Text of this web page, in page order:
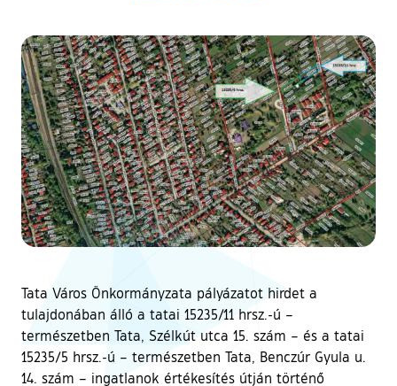
Tata Város Önkormányzata pályázatot hirdet a
tulajdonában álló a tatai 15235/11 hrsz.-ú –
természetben Tata, Szélkút utca 15. szám – és a tatai
15235/5 hrsz.-ú – természetben Tata, Benczúr Gyula u.
14. szám – ingatlanok értékesítés útján történő